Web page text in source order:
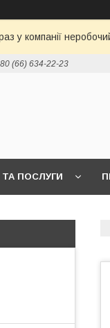
у компанії
(66) 634-22-23
ПОСЛУГИ